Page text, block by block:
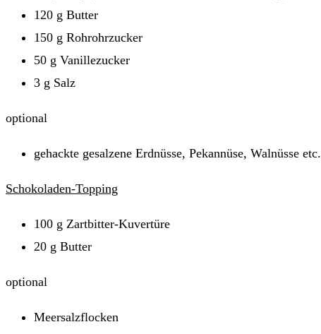
120 g Butter
150 g Rohrohrzucker
50 g Vanillezucker
3 g Salz
optional
gehackte gesalzene Erdnüsse, Pekannüse, Walnüsse etc.
Schokoladen-Topping
100 g Zartbitter-Kuvertüre
20 g Butter
optional
Meersalzflocken